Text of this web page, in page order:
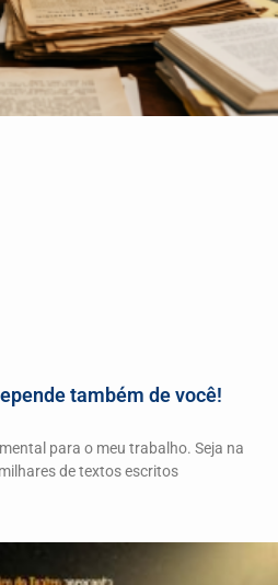
também de você!
para o meu trabalho. Seja na
de textos escritos